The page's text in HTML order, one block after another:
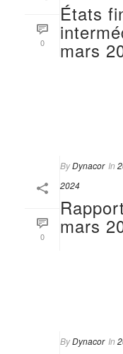
0
États
mars
0
ByDynacor In
2024
mars
ByDynacor In